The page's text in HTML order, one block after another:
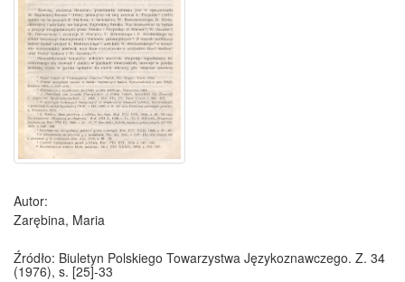
Autor:
Zarębina, Maria
Źródło: Biuletyn Polskiego Towarzystwa Językoznawczego. Z. 34
(1976), s. [25]-33